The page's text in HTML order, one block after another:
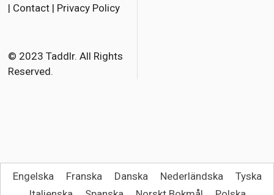
| Contact | Privacy Policy
© 2023 Taddlr. All Rights
Reserved.
Engelska Franska Danska Nederländska
Tyska